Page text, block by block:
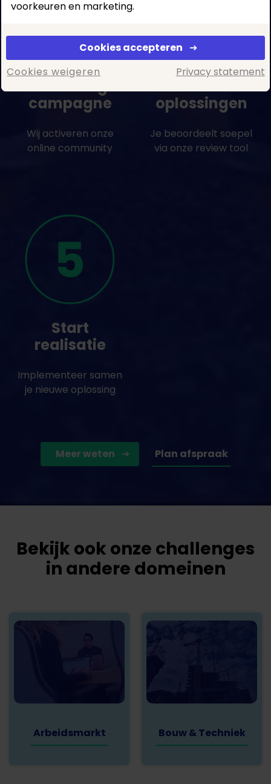
Lancering
campagne
Wij activeren onze
online community
Selectie
oplossingen
Je beoordeelt soepel
via onze review tool
Start
realisatie
Implementeer samen
je nieuwe oplossing
Meer weten Plan afspraak
Bekijk ook onze challenges
in andere domeinen
Arbeidsmarkt Bouw & Techniek
voorkeuren en marketing.
Cookies accepteren
Cookies weigeren
Privacy statement